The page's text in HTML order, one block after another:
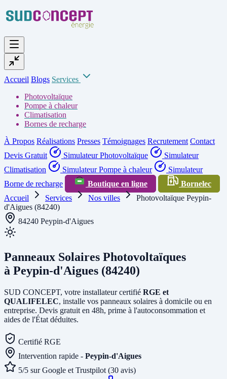
Accueil Blogs Services
Photovoltaïque
Pompe à chaleur
Climatisation
Bornes de recharge
À Propos Réalisations Presses Témoignages Recrutement Contact
Devis Gratuit
Simulateur Photovoltaïque
Simulateur
Climatisation
Simulateur Pompe à chaleur
Simulateur
Borne de recharge
Boutique en ligne
Bornelec
Accueil
Services Nos villes
Photovoltaïque Peypin-
d'Aigues (84240)
84240 Peypin-d'Aigues
Panneaux Solaires Photovoltaïques
à Peypin-d'Aigues (84240)
SUD CONCEPT, votre installateur certifié RGE et
QUALIFELEC, installe vos panneaux solaires à domicile ou en
entreprise. Devis gratuit en 48h, prime à l'autoconsommation et
aides de l'État déduites.
Certifié RGE
Intervention rapide - Peypin-d'Aigues
5/5 sur Google et Trustpilot (30 avis)